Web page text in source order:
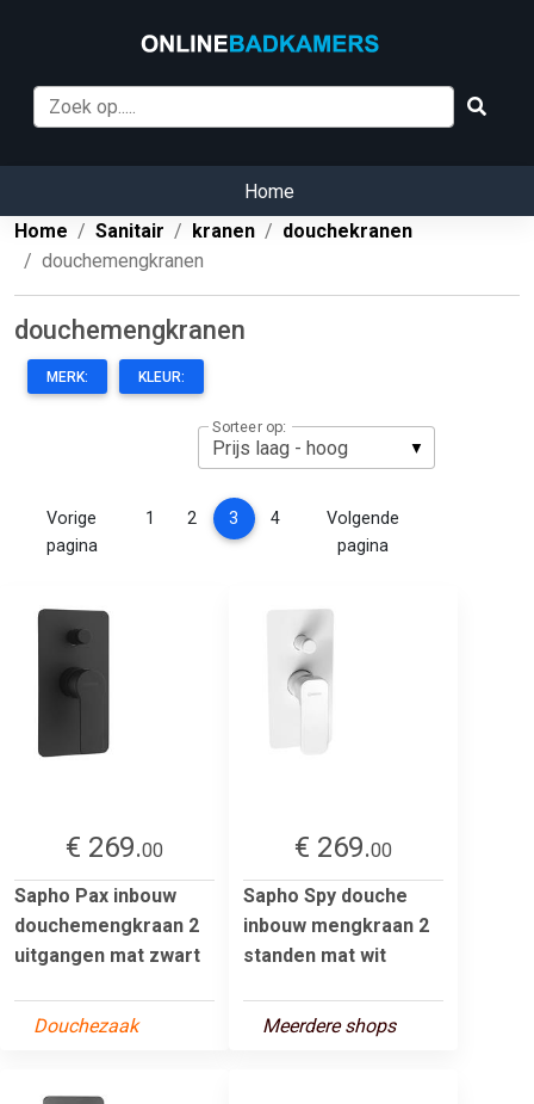
Home
Home
Sanitair kranen
douchekranen
douchemengkranen
douchemengkranen
MERK: KLEUR:
Sorteer op:
Vorige
pagina
1 2 3 (current)
4
Volgende
pagina
€ 269.00
Sapho Pax inbouw
douchemengkraan 2
uitgangen mat zwart
Douchezaak
€ 269.00
Sapho Spy douche
inbouw mengkraan 2
standen mat wit
Meerdere shops